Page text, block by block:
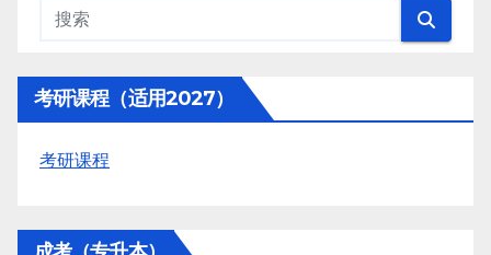
考研课程（适用2027）
考研课程